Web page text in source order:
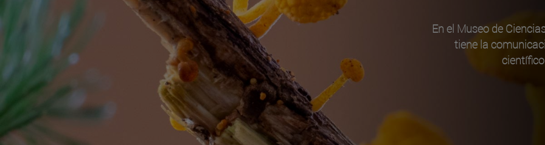
En el Museo de
tiene la